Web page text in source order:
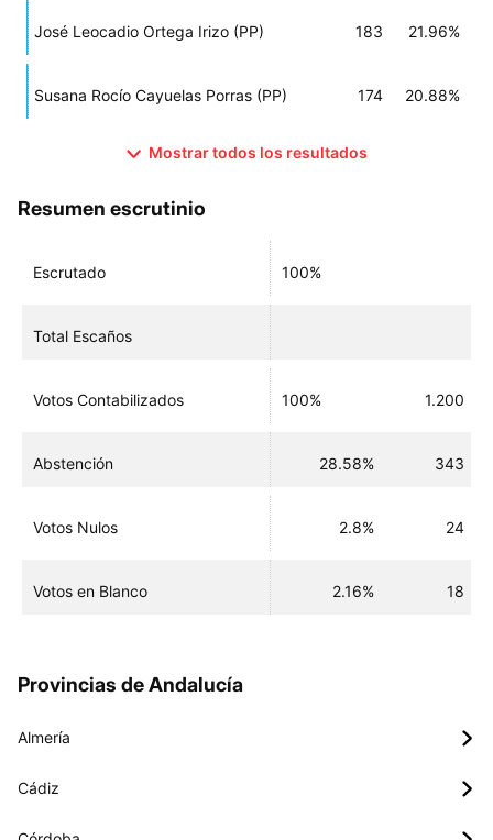
José Leocadio Ortega Irizo (PP) 183 21.96%
Susana Rocío Cayuelas Porras (PP) 174 20.88%
Mostrar todos los resultados
Resumen escrutinio
Escrutado 100%
Total Escaños
Votos Contabilizados 100% 1.200
Abstención 28.58% 343
Votos Nulos 2.8% 24
Votos en Blanco 2.16% 18
Provincias de Andalucía
Almería
Cádiz